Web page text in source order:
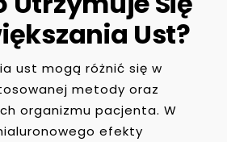
Ust?
ust mogą różnić się w
metody oraz
organizmu pacjenta. W
efekty